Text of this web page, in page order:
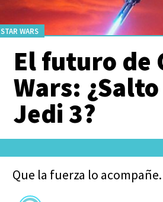
STAR WARS
El futuro de
Wars:
Jedi 3?
Que la fuerza lo acompañe.